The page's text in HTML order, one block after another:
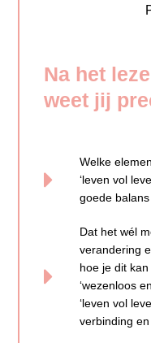
Na het
weet jij
Welke
‘leven vol
goede
Dat het wél
verandering
hoe je dit
‘wezenloos
‘leven vol
verbinding